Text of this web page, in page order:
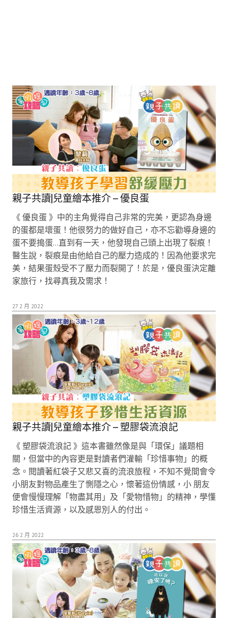
親子共讀|兒童繪本推介 – 優良蛋
《 優良蛋 》中的主角覺得自己非常的完美，更認為身邊
的蛋都是壞蛋！他很努力的做好自己，亦不忘勸導身邊的
蛋不要搗蛋…直到有一天，他發現自己頭上出現了裂痕！
醫生說，裂痕是由他給自己的壓力造成的！因為他要求完
美，結果蛋殼受不了壓力而裂開了！於是，優良蛋決定離
家旅行，找尋真我及需求！
27 2 月 2022
親子共讀|兒童繪本推介 – 塑膠袋流浪記
《 塑膠袋流浪記 》這本書雖然像是與「環保」議題相
關，但當中的內容更是對讀者們灌輸「珍惜事物」的概
念。閱讀著紅袋子又悲又喜的流浪旅程，不知不覺間會令
小朋友對物品產生了惻隱之心，懷著這份情感，小 朋友
便會慢慢理解「物盡其用」及「愛物惜物」的精神，學懂
珍惜生活資源，以及感恩別人的付出。
26 2 月 2022